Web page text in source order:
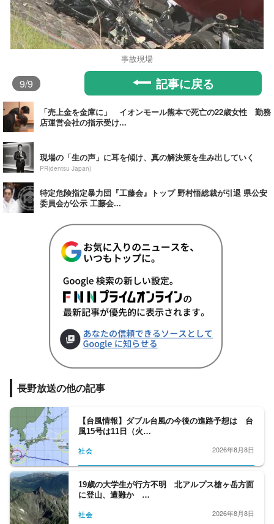
事故現場
9/9 記事に戻る
「売上金を金庫に」 イオンモール熊本で死亡の22歳女性 勤務
店運営会社の指示受け...
現場の「生の声」に耳を傾け、真の解決策を生み出していく
PR(dentsu Japan)
特定危険指定暴力団『工藤会』トップ 野村悟総裁が引退 県公安
委員会が公示 工藤会...
長野放送の他の記事
【台風情報】ダブル台風の今後の進路予想は 台
風15号は11日（火…
社会 2026年8月8日
19歳の大学生が行方不明 北アルプス槍ヶ岳方面
に登山、遭難か …
社会 2026年8月8日